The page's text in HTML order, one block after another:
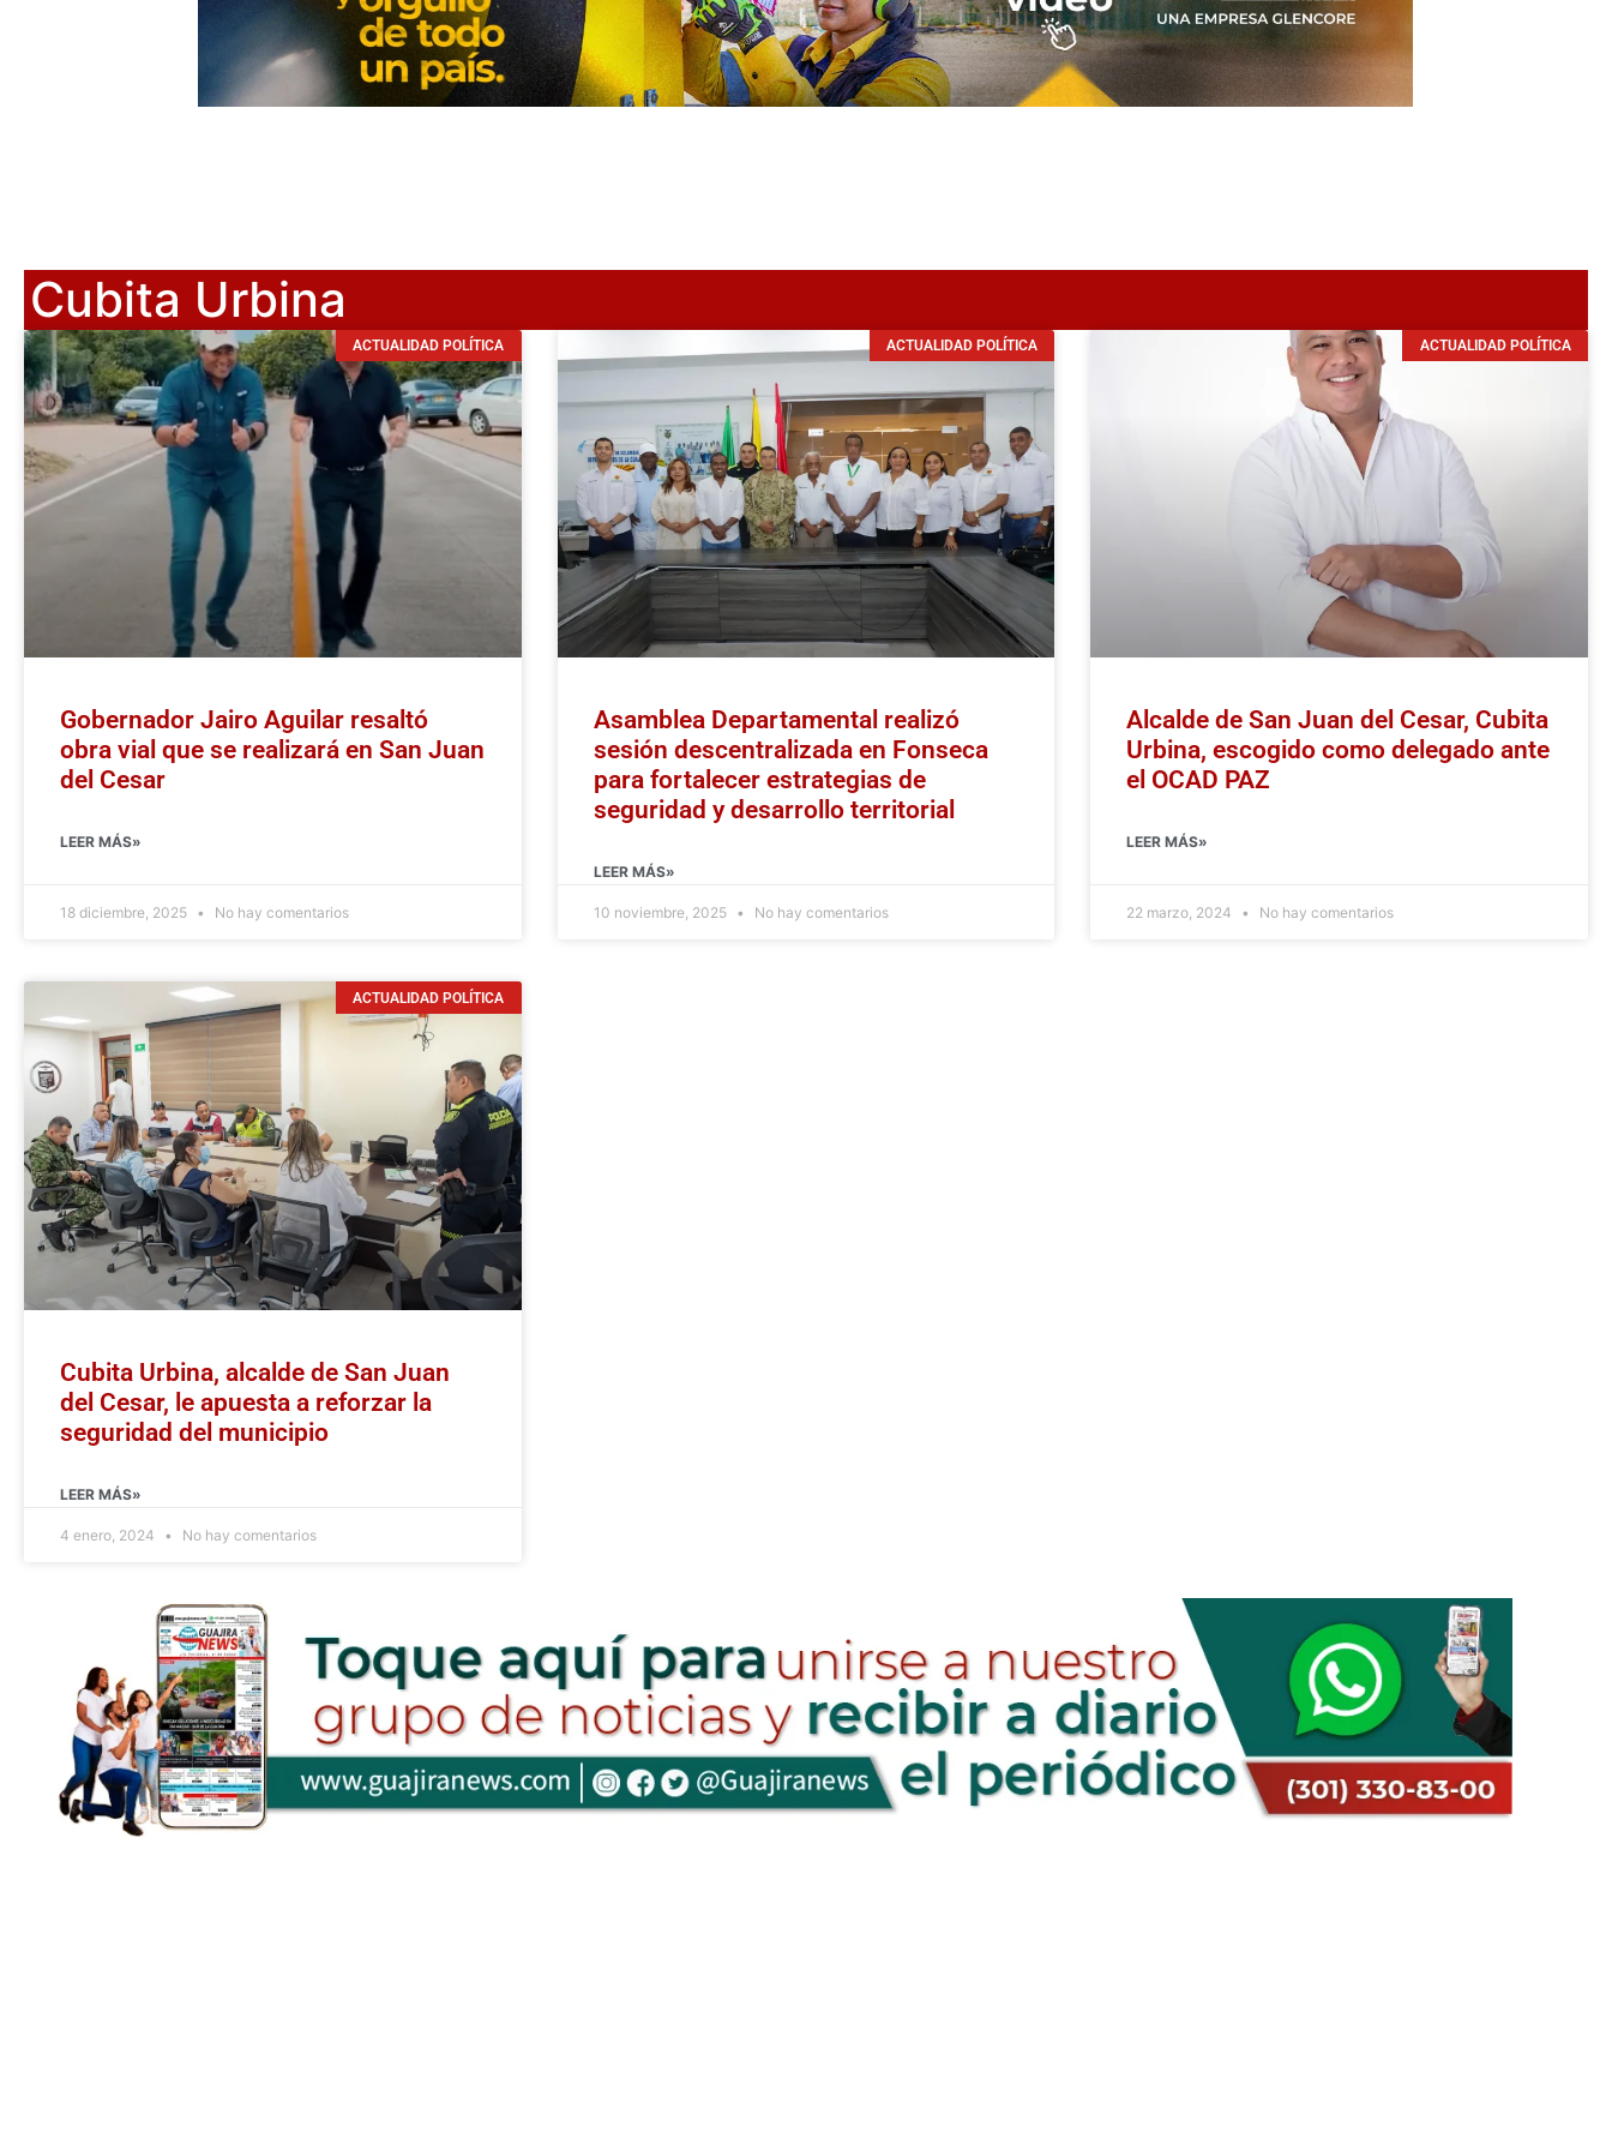
Cubita Urbina
ACTUALIDAD POLÍTICA
Gobernador Jairo Aguilar resaltó
obra vial que se realizará en San Juan
del Cesar
LEER MÁS»
18 diciembre, 2025 No hay comentarios
ACTUALIDAD POLÍTICA
Asamblea Departamental realizó
sesión descentralizada en Fonseca
para fortalecer estrategias de
seguridad y desarrollo territorial
LEER MÁS»
10 noviembre, 2025 No hay comentarios
ACTUALIDAD POLÍTICA
Alcalde de San Juan del Cesar, Cubita
Urbina, escogido como delegado ante
el OCAD PAZ
LEER MÁS»
22 marzo, 2024 No hay comentarios
ACTUALIDAD POLÍTICA
Cubita Urbina, alcalde de San Juan
del Cesar, le apuesta a reforzar la
seguridad del municipio
LEER MÁS»
4 enero, 2024 No hay comentarios